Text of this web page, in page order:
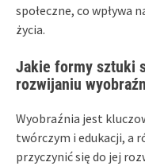
społeczne, co wpływa
życia.
Jakie formy sztuki
rozwijaniu
Wyobraźnia jest
twórczym i edukacji, a
przyczynić się do jej